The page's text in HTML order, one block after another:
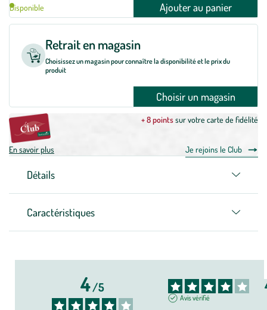
Disponible Ajouter au panier
Retrait en magasin
Choisissez un magasin pour connaître la disponibilité et le prix du
produit
Choisir un magasin
+ 8 pointssur votre carte de fidélité
En savoir plus Je rejoins le Club
Détails
Caractéristiques
4/5
Avis vérifié